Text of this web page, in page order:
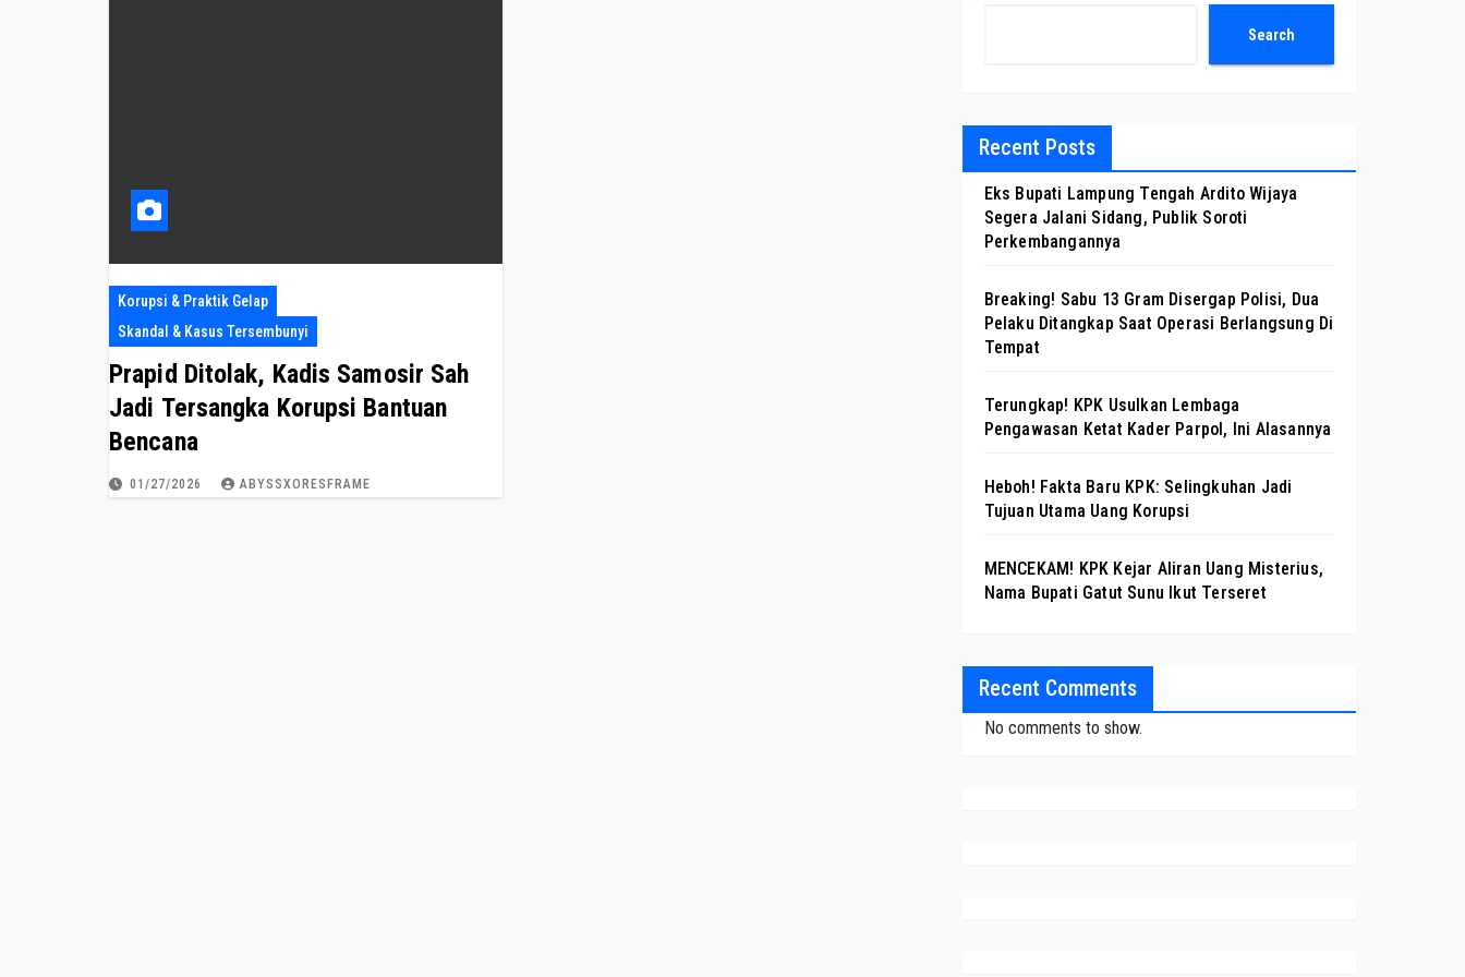
Korupsi & Praktik Gelap
Skandal & Kasus Tersembunyi
Prapid Ditolak, Kadis Samosir Sah
Jadi Tersangka Korupsi Bantuan
Bencana
01/27/2026 ABYSSXORESFRAME
Search
Recent Posts
Eks Bupati Lampung Tengah Ardito Wijaya
Segera Jalani Sidang, Publik Soroti
Perkembangannya
Breaking! Sabu 13 Gram Disergap Polisi, Dua
Pelaku Ditangkap Saat Operasi Berlangsung Di
Tempat
Terungkap! KPK Usulkan Lembaga
Pengawasan Ketat Kader Parpol, Ini Alasannya
Heboh! Fakta Baru KPK: Selingkuhan Jadi
Tujuan Utama Uang Korupsi
MENCEKAM! KPK Kejar Aliran Uang Misterius,
Nama Bupati Gatut Sunu Ikut Terseret
Recent Comments
No comments to show.